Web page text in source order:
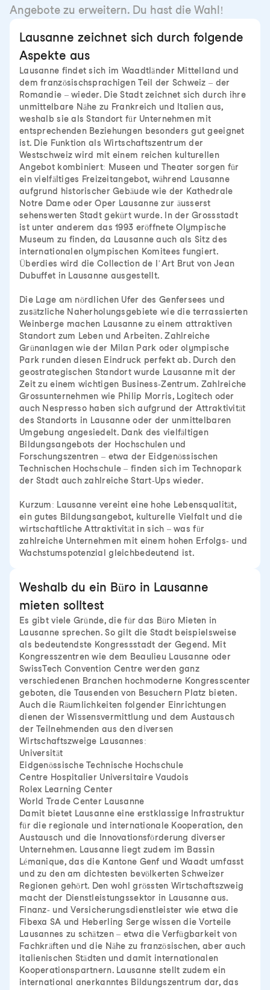
Angebote zu erweitern. Du hast die Wahl!
Lausanne zeichnet sich durch folgende
Aspekte aus
Lausanne findet sich im Waadtländer Mittelland und
dem französischsprachigen Teil der Schweiz – der
Romandie – wieder. Die Stadt zeichnet sich durch ihre
unmittelbare Nähe zu Frankreich und Italien aus,
weshalb sie als Standort für Unternehmen mit
entsprechenden Beziehungen besonders gut geeignet
ist. Die Funktion als Wirtschaftszentrum der
Westschweiz wird mit einem reichen kulturellen
Angebot kombiniert: Museen und Theater sorgen für
ein vielfältiges Freizeitangebot, während Lausanne
aufgrund historischer Gebäude wie der Kathedrale
Notre Dame oder Oper Lausanne zur äusserst
sehenswerten Stadt gekürt wurde. In der Grossstadt
ist unter anderem das 1993 eröffnete Olympische
Museum zu finden, da Lausanne auch als Sitz des
internationalen olympischen Komitees fungiert.
Überdies wird die Collection de l’Art Brut von Jean
Dubuffet in Lausanne ausgestellt.
Die Lage am nördlichen Ufer des Genfersees und
zusätzliche Naherholungsgebiete wie die terrassierten
Weinberge machen Lausanne zu einem attraktiven
Standort zum Leben und Arbeiten. Zahlreiche
Grünanlagen wie der Milan Park oder olympische
Park runden diesen Eindruck perfekt ab. Durch den
geostrategischen Standort wurde Lausanne mit der
Zeit zu einem wichtigen Business-Zentrum. Zahlreiche
Grossunternehmen wie Philip Morris, Logitech oder
auch Nespresso haben sich aufgrund der Attraktivität
des Standorts in Lausanne oder der unmittelbaren
Umgebung angesiedelt. Dank des vielfältigen
Bildungsangebots der Hochschulen und
Forschungszentren – etwa der Eidgenössischen
Technischen Hochschule – finden sich im Technopark
der Stadt auch zahlreiche Start-Ups wieder.
Kurzum: Lausanne vereint eine hohe Lebensqualität,
ein gutes Bildungsangebot, kulturelle Vielfalt und die
wirtschaftliche Attraktivität in sich – was für
zahlreiche Unternehmen mit einem hohen Erfolgs- und
Wachstumspotenzial gleichbedeutend ist.
Weshalb du ein Büro in Lausanne
mieten solltest
Es gibt viele Gründe, die für das Büro Mieten in
Lausanne sprechen. So gilt die Stadt beispielsweise
als bedeutendste Kongressstadt der Gegend. Mit
Kongresszentren wie dem Beaulieu Lausanne oder
SwissTech Convention Centre werden ganz
verschiedenen Branchen hochmoderne Kongresscenter
geboten, die Tausenden von Besuchern Platz bieten.
Auch die Räumlichkeiten folgender Einrichtungen
dienen der Wissensvermittlung und dem Austausch
der Teilnehmenden aus den diversen
Wirtschaftszweige Lausannes:
Universität
Eidgenössische Technische Hochschule
Centre Hospitalier Universitaire Vaudois
Rolex Learning Center
World Trade Center Lausanne
Damit bietet Lausanne eine erstklassige Infrastruktur
für die regionale und internationale Kooperation, den
Austausch und die Innovationsförderung diverser
Unternehmen. Lausanne liegt zudem im Bassin
Lémanique, das die Kantone Genf und Waadt umfasst
und zu den am dichtesten bevölkerten Schweizer
Regionen gehört. Den wohl grössten Wirtschaftszweig
macht der Dienstleistungssektor in Lausanne aus.
Finanz- und Versicherungsdienstleister wie etwa die
Fibexa SA und Heberling Serge wissen die Vorteile
Lausannes zu schätzen – etwa die Verfügbarkeit von
Fachkräften und die Nähe zu französischen, aber auch
italienischen Städten und damit internationalen
Kooperationspartnern. Lausanne stellt zudem ein
international anerkanntes Bildungszentrum dar, das